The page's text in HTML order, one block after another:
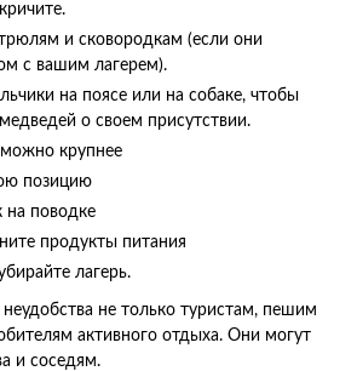
и сковородкам (если они
с вашим лагерем).
на поясе или на собаке, чтобы
о своем присутствии.
можно крупнее
позицию
на поводке
продукты питания
лагерь.
не только туристам, пешим
активного отдыха. Они могут
и соседям.